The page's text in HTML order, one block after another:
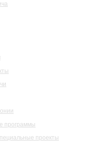
программы
проекты